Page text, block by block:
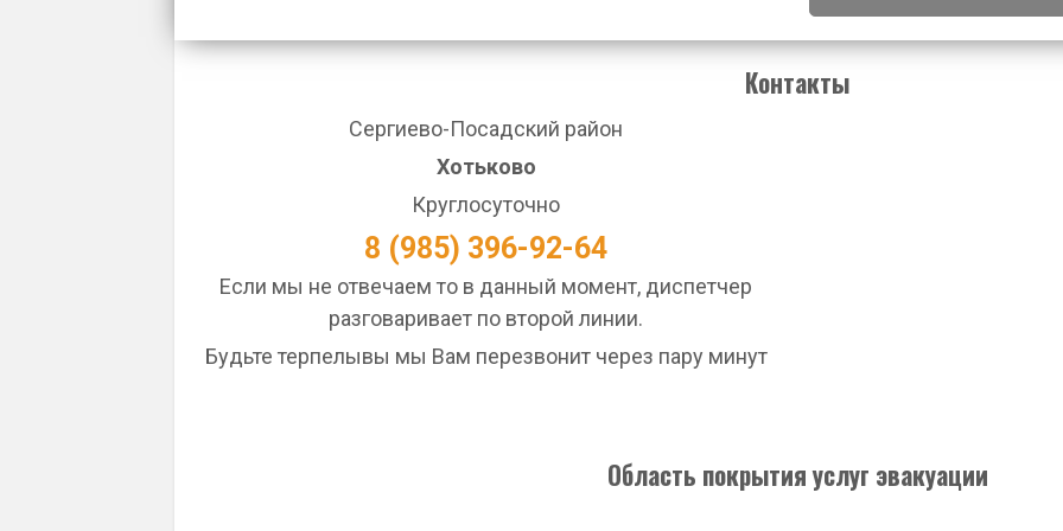
Контакты
Сергиево-Посадский район
Хотьково
Круглосуточно
8 (985) 396-92-64
Если мы не отвечаем то в данный момент, диспетчер
разговаривает по второй линии.
Будьте терпелывы мы Вам перезвонит через пару минут
Область покрытия услуг эвакуации